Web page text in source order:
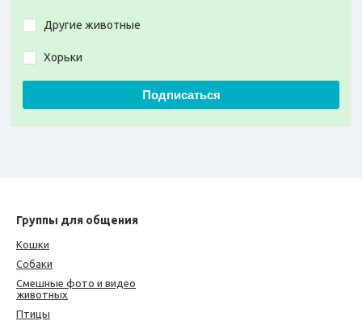
Другие животные
Хорьки
Подписаться
Группы для общения
Кошки
Собаки
Смешные фото и видео
животных
Птицы